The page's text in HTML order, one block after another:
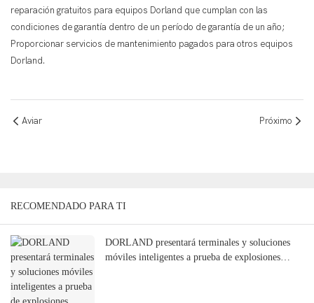
reparación gratuitos para equipos Dorland que cumplan con las
condiciones de garantía dentro de un período de garantía de un año;
Proporcionar servicios de mantenimiento pagados para otros equipos
Dorland.
Aviar Próximo
RECOMENDADO PARA TI
DORLAND presentará terminales y soluciones
móviles inteligentes a prueba de explosiones